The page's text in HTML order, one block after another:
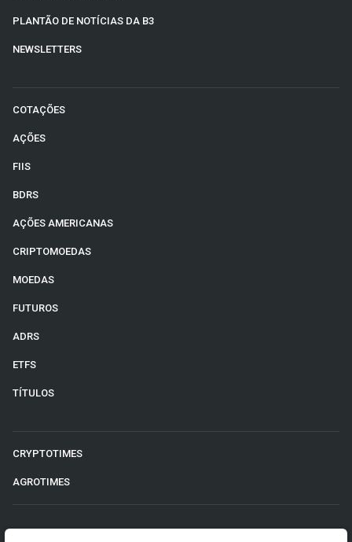
PLANTÃO DE NOTÍCIAS DA B3
NEWSLETTERS
COTAÇÕES
AÇÕES
FIIS
BDRS
AÇÕES AMERICANAS
CRIPTOMOEDAS
MOEDAS
FUTUROS
ADRS
ETFS
TÍTULOS
CRYPTOTIMES
AGROTIMES